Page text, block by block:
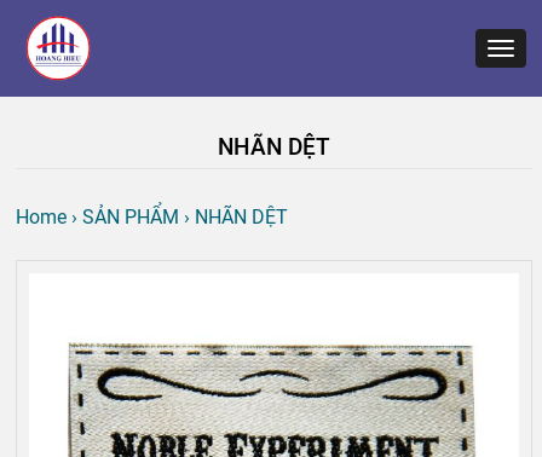
NHÃN DỆT
Home › SẢN PHẨM › NHÃN DỆT